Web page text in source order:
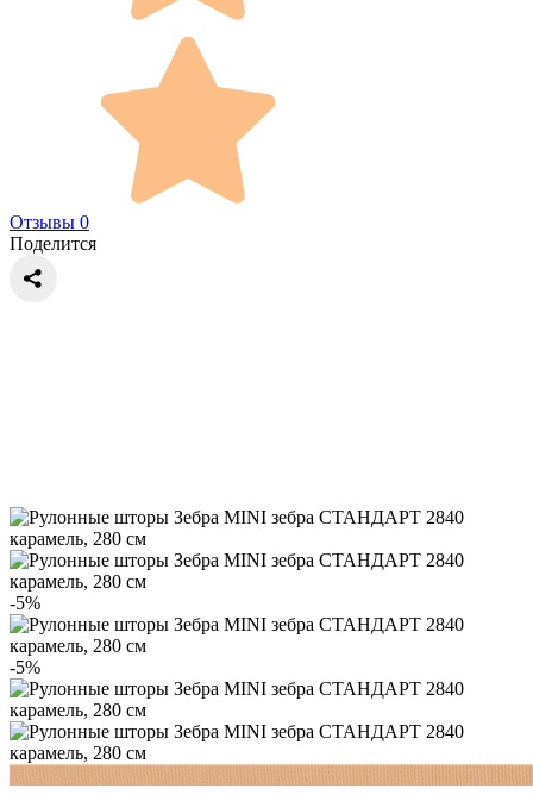
Отзывы 0
Поделится
-5%
-5%